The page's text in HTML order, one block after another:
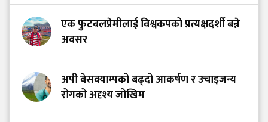
एक फुटबलप्रेमीलाई विश्वकपको प्रत्यक्षदर्शी बन्ने
अवसर
अपी बेसक्याम्पको बढ्दो आकर्षण र उचाइजन्य
रोगको अदृश्य जोखिम